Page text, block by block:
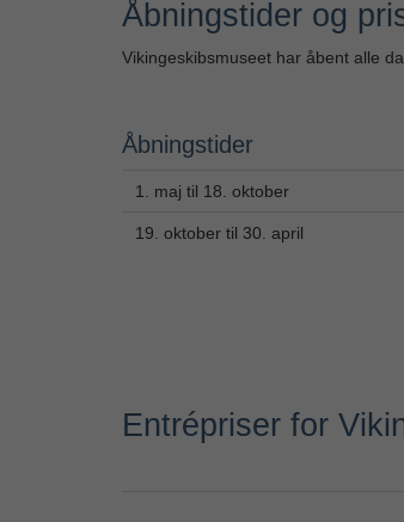
Åbningstider og
Vikingeskibsmuseet har åbent alle
Åbningstider
1. maj til 18. oktober
19. oktober til 30. april
Entrépriser for